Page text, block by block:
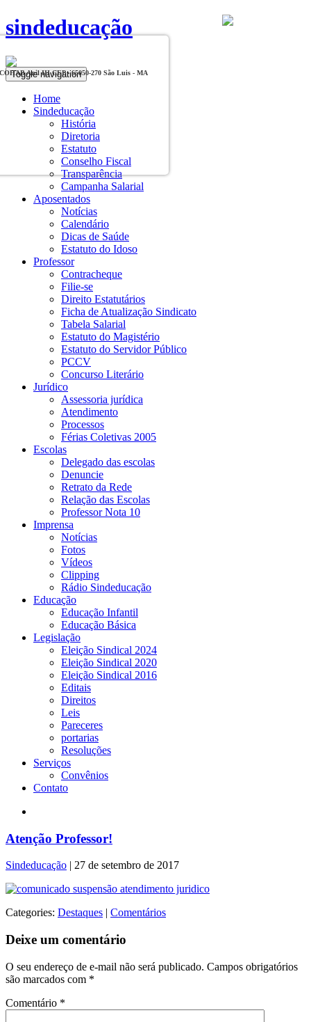
sindeducação
Toggle navigation
Home
Sindeducação
História
Diretoria
Estatuto
Conselho Fiscal
Transparência
Campanha Salarial
Aposentados
Notícias
Calendário
Dicas de Saúde
Estatuto do Idoso
Professor
Contracheque
Filie-se
Direito Estatutários
Ficha de Atualização Sindicato
Tabela Salarial
Estatuto do Magistério
Estatuto do Servidor Público
PCCV
Concurso Literário
Jurídico
Assessoria jurídica
Atendimento
Processos
Férias Coletivas 2005
Escolas
Delegado das escolas
Denuncie
Retrato da Rede
Relação das Escolas
Professor Nota 10
Imprensa
Notícias
Fotos
Vídeos
Clipping
Rádio Sindeducação
Educação
Educação Infantil
Educação Básica
Legislação
Eleição Sindical 2024
Eleição Sindical 2020
Eleição Sindical 2016
Editais
Direitos
Leis
Pareceres
portarias
Resoluções
Serviços
Convênios
Contato
Atenção Professor!
Sindeducação | 27 de setembro de 2017
Categories: Destaques | Comentários
Deixe um comentário
O seu endereço de e-mail não será publicado. Campos obrigatórios
são marcados com *
Comentário *
COHAB Anil III CEP - 65050-270 São Luis - MA